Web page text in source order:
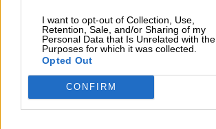
I want to opt-out of Collection, Use,
Retention, Sale, and/or Sharing of my
Personal Data that Is Unrelated with the
Purposes for which it was collected.
Opted Out
CONFIRM